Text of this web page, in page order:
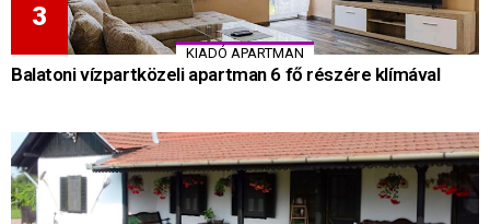
KIADÓ APARTMAN
Balatoni vízpartközeli apartman 6 fő részére klímával